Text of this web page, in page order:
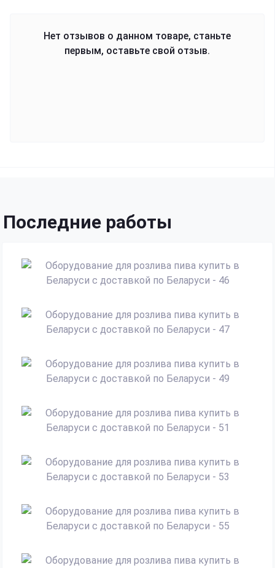
Нет отзывов о данном товаре, станьте
первым, оставьте свой отзыв.
Последние работы